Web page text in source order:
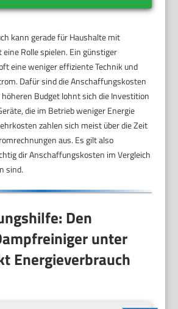
kann gerade für Haushalte mit
Rolle spielen. Ein günstiger
eine weniger effiziente Technik und
Dafür sind die Anschaffungskosten
Budget lohnt sich die Investition
die im Betrieb weniger Energie
zahlen sich meist über die Zeit
aus. Es gilt also
dir Anschaffungskosten im Vergleich
sind.
Den
unter
Energieverbrauch